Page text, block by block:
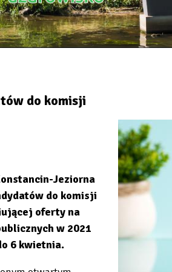
do komisji
Jeziorna
do komisji
oferty na
w 2021
6 kwietnia.